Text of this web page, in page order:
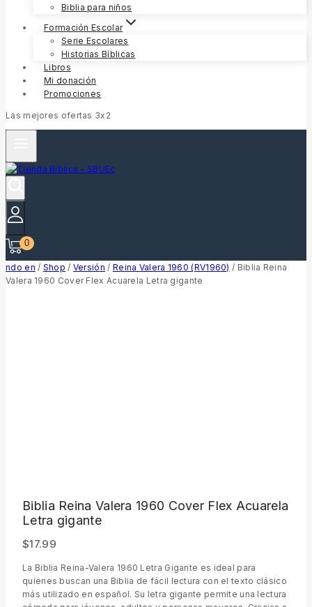
Biblia para niños
Formación Escolar
Serie Escolares
Historias Bíblicas
Libros
Mi donación
Promociones
Las mejores ofertas 3x2
0
ndo en / Shop / Versión / Reina Valera 1960 (RV1960) / Biblia Reina
Valera 1960 Cover Flex Acuarela Letra gigante
Biblia Reina Valera 1960 Cover Flex Acuarela
Letra gigante
$17.99
La Biblia Reina-Valera 1960 Letra Gigante es ideal para
quienes buscan una Biblia de fácil lectura con el texto clásico
más utilizado en español. Su letra gigante permite una lectura